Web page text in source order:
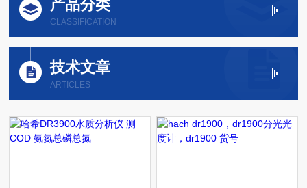
产品分类
CLASSIFICATION
技术文章
ARTICLES